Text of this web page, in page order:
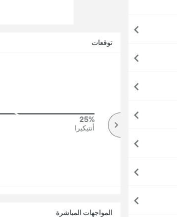
توقعات
25%
أنتيكيرا
المواجهات المباشرة